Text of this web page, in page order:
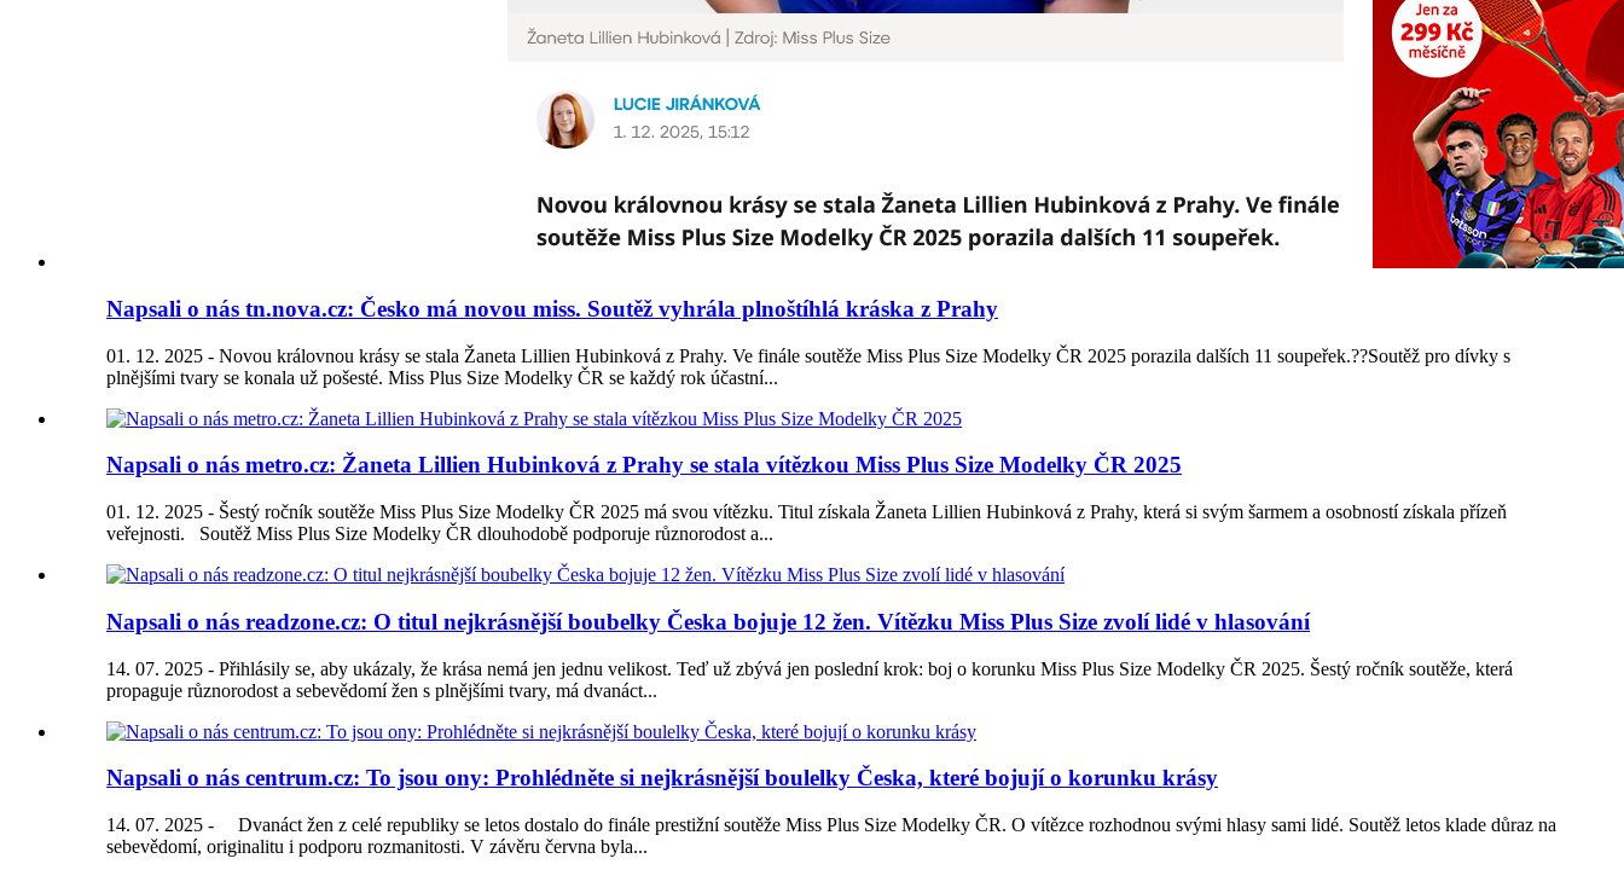
Napsali o nás tn.nova.cz: Česko má novou miss. Soutěž vyhrála plnoštíhlá kráska z Prahy
01. 12. 2025 - Novou královnou krásy se stala Žaneta Lillien Hubinková z Prahy. Ve finále soutěže Miss Plus Size Modelky ČR 2025 porazila dalších 11 soupeřek.??Soutěž pro dívky s
plnějšími tvary se konala už pošesté. Miss Plus Size Modelky ČR se každý rok účastní...
Napsali o nás metro.cz: Žaneta Lillien Hubinková z Prahy se stala vítězkou Miss Plus Size Modelky ČR 2025
01. 12. 2025 - Šestý ročník soutěže Miss Plus Size Modelky ČR 2025 má svou vítězku. Titul získala Žaneta Lillien Hubinková z Prahy, která si svým šarmem a osobností získala přízeň
veřejnosti. Soutěž Miss Plus Size Modelky ČR dlouhodobě podporuje různorodost a...
Napsali o nás readzone.cz: O titul nejkrásnější boubelky Česka bojuje 12 žen. Vítězku Miss Plus Size zvolí lidé v hlasování
14. 07. 2025 - Přihlásily se, aby ukázaly, že krása nemá jen jednu velikost. Teď už zbývá jen poslední krok: boj o korunku Miss Plus Size Modelky ČR 2025. Šestý ročník soutěže, která
propaguje různorodost a sebevědomí žen s plnějšími tvary, má dvanáct...
Napsali o nás centrum.cz: To jsou ony: Prohlédněte si nejkrásnější boulelky Česka, které bojují o korunku krásy
14. 07. 2025 - Dvanáct žen z celé republiky se letos dostalo do finále prestižní soutěže Miss Plus Size Modelky ČR. O vítězce rozhodnou svými hlasy sami lidé. Soutěž letos klade důraz na
sebevědomí, originalitu i podporu rozmanitosti. V závěru června byla...